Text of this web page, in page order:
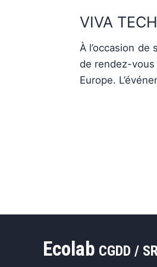
VIVA
À l’occasion
de rendez-
Europe.
Ecolab CGDD /